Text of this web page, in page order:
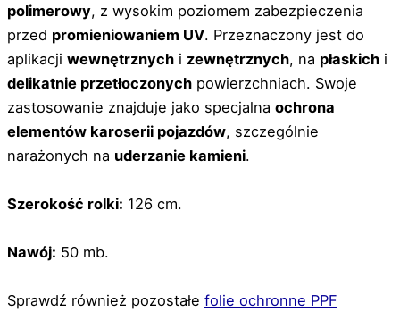
polimerowy, z wysokim poziomem zabezpieczenia
przed promieniowaniem UV. Przeznaczony jest do
aplikacji wewnętrznych i zewnętrznych, na płaskich i
delikatnie przetłoczonych powierzchniach. Swoje
zastosowanie znajduje jako specjalna ochrona
elementów karoserii pojazdów, szczególnie
narażonych na uderzanie kamieni.
Szerokość rolki: 126 cm.
Nawój: 50 mb.
Sprawdź również pozostałe folie ochronne PPF